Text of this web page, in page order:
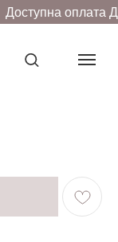
Доступна оплата